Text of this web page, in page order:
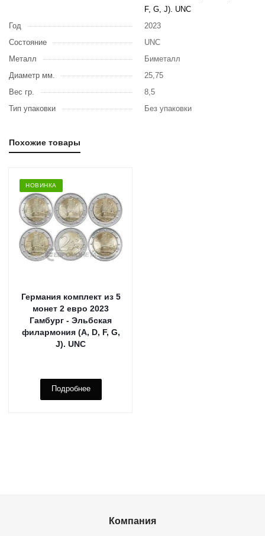
F, G, J). UNC
Год
2023
Состояние
UNC
Металл
Биметалл
Диаметр мм.
25,75
Вес гр.
8,5
Тип упаковки
Без упаковки
Похожие товары
НОВИНКА
Германия комплект из 5
монет 2 евро 2023
Гамбург - Эльбская
филармония (A, D, F, G,
J). UNC
Подробнее
Компания